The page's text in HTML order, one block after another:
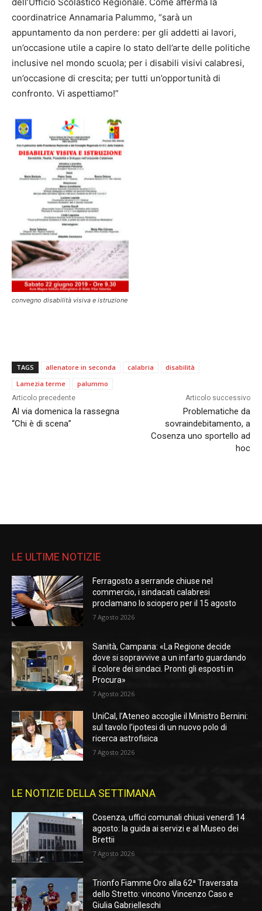
coordinatrice Annamaria Palummo, “sarà un
appuntamento da non perdere: per gli addetti ai lavori,
un’occasione utile a capire lo stato dell’arte delle politiche
inclusive nel mondo scuola; per i disabili visivi calabresi,
un’occasione di crescita; per tutti un’opportunità di
confronto. Vi aspettiamo!”
convegno disabilità visiva e istruzione
TAGS allenatore in seconda calabria
disabilità
Lamezia terme
palummo
Articolo precedente
Al via domenica la rassegna
“Chi è di scena”
Articolo successivo
Problematiche da
sovraindebitamento, a
Cosenza uno sportello ad
hoc
LE ULTIME NOTIZIE
Ferragosto a serrande chiuse nel
commercio, i sindacati calabresi
proclamano lo sciopero per il 15 agosto
7 Agosto 2026
Sanità, Campana: «La Regione decide
dove si sopravvive a un infarto guardando
il colore dei sindaci. Pronti gli esposti in
Procura»
7 Agosto 2026
UniCal, l’Ateneo accoglie il Ministro Bernini:
sul tavolo l’ipotesi di un nuovo polo di
ricerca astrofisica
7 Agosto 2026
LE NOTIZIE DELLA SETTIMANA
Cosenza, uffici comunali chiusi venerdì 14
agosto: la guida ai servizi e al Museo dei
Brettii
7 Agosto 2026
Trionfo Fiamme Oro alla 62ª Traversata
dello Stretto: vincono Vincenzo Caso e
Giulia Gabrielleschi